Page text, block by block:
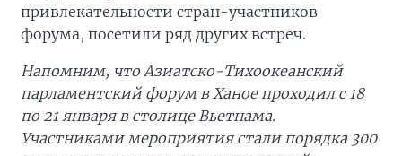
привлекательности стран-участников
форума, посетили ряд других встреч.
Напомним, что Азиатско-Тихоокеанский
парламентский форум в Ханое проходил с 18
по 21 января в столице Вьетнама.
Участниками мероприятия стали порядка 300